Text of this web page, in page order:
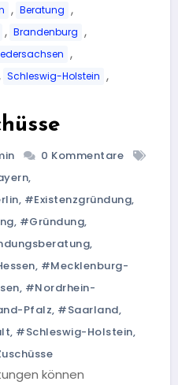
, Beratung ,
, Brandenburg ,
,
Schleswig-Holstein ,
0 Kommentare
,
, #Existenzgründung,
, #Gründung,
,
, #Mecklenburg-
, #Nordrhein-
Pfalz, #Saarland,
, #Schleswig-Holstein,
können